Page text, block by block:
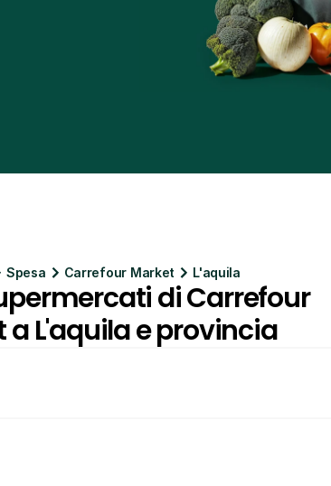
Spesa Carrefour Market L'aquila
di Carrefour
a L'aquila e provincia